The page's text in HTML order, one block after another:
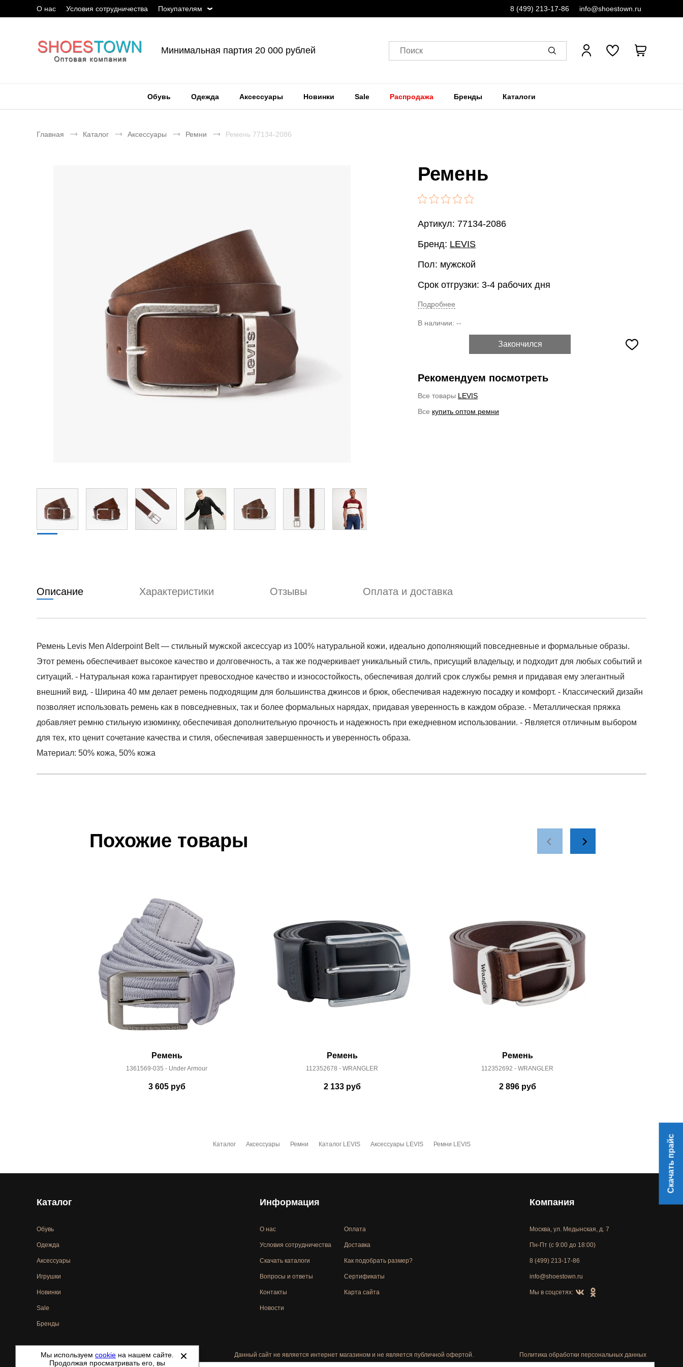
О нас Условия сотрудничества Покупателям 8 (499) 213-17-86 info@shoestown.ru
Минимальная партия 20 000 рублей Поиск
Обувь Одежда Аксессуары Новинки Sale Распродажа Бренды Каталоги
Главная Каталог Аксессуары Ремни Ремень 77134-2086
Ремень
Артикул: 77134-2086
Бренд: LEVIS
Пол: мужской
Срок отгрузки: 3-4 рабочих дня
Подробнее
В наличии: --
Закончился
Рекомендуем посмотреть
Все товары LEVIS
Все купить оптом ремни
Описание Характеристики Отзывы Оплата и доставка
Ремень Levis Men Alderpoint Belt — стильный мужской аксессуар из 100% натуральной кожи, идеально дополняющий повседневные и формальные образы.
Этот ремень обеспечивает высокое качество и долговечность, а так же подчеркивает уникальный стиль, присущий владельцу, и подходит для любых событий и
ситуаций. - Натуральная кожа гарантирует превосходное качество и износостойкость, обеспечивая долгий срок службы ремня и придавая ему элегантный
внешний вид. - Ширина 40 мм делает ремень подходящим для большинства джинсов и брюк, обеспечивая надежную посадку и комфорт. - Классический дизайн
позволяет использовать ремень как в повседневных, так и более формальных нарядах, придавая уверенность в каждом образе. - Металлическая пряжка
добавляет ремню стильную изюминку, обеспечивая дополнительную прочность и надежность при ежедневном использовании. - Является отличным выбором
для тех, кто ценит сочетание качества и стиля, обеспечивая завершенность и уверенность образа.
Материал: 50% кожа, 50% кожа
спортивный стиль
Здесь вы можете более детально ознакомиться с условиями
0
Похожие товары
Ремень
1361569-035 - Under Armour
3 605руб
Ремень
112352678 - WRANGLER
2 133руб
Ремень
112352692 - WRANGLER
2 896руб
Каталог Аксессуары Ремни Каталог LEVIS Аксессуары LEVIS Ремни LEVIS
Каталог
Обувь
Одежда
Аксессуары
Игрушки
Новинки
Sale
Бренды
Информация
О нас
Условия сотрудничества
Скачать каталоги
Вопросы и ответы
Контакты
Новости
Оплата
Доставка
Как подобрать размер?
Сертификаты
Карта сайта
Компания
Москва, ул. Медынская, д. 7
Пн-Пт (с 9:00 до 18:00)
8 (499) 213-17-86
info@shoestown.ru
Мы в соцсетях:
©2021-2026 - ShoesTown.ru - все права защищены. Данный сайт не является интернет магазином и не является публичной офертой. Политика обработки персональных данных
Скачать прайс
Мы используем cookie на нашем сайте.
Продолжая просматривать его, вы